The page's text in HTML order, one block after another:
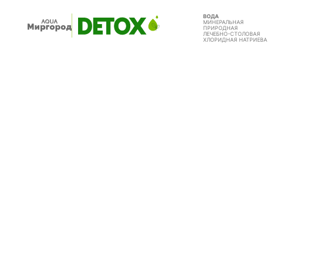
ВОДА
МИНЕРАЛЬНАЯ
ПРИРОДНАЯ
ЛЕЧЕБНО-СТОЛОВАЯ
ХЛОРИДНАЯ НАТРИЕВА